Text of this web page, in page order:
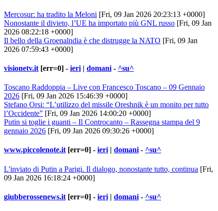
Mercosur: ha tradito la Meloni [Fri, 09 Jan 2026 20:23:13 +0000]
Nonostante il divieto, l’UE ha importato più GNL russo [Fri, 09 Jan
2026 08:22:18 +0000]
Il bello della Groenalndia è che distrugge la NATO [Fri, 09 Jan
2026 07:59:43 +0000]
visionetv.it [err=0] - ieri | domani - ^su^
Toscano Raddoppia – Live con Francesco Toscano – 09 Gennaio
2026 [Fri, 09 Jan 2026 15:46:39 +0000]
Stefano Orsi: “L’utilizzo del missile Oreshnik è un monito per tutto
l’Occidente” [Fri, 09 Jan 2026 14:00:20 +0000]
Putin si toglie i guanti – Il Controcanto – Rassegna stampa del 9
gennaio 2026 [Fri, 09 Jan 2026 09:30:26 +0000]
www.piccolenote.it[err=0] - ieri| domani- ^su^
L'inviato di Putin a Parigi. Il dialogo, nonostante tutto, continua [Fri,
09 Jan 2026 16:18:24 +0000]
giubberossenews.it [err=0] - ieri | domani - ^su^